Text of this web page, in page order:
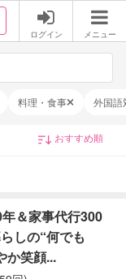
ログイン メニュー
料理・食事 外国語
＆家事代行300
しの“何でも
か笑顔...